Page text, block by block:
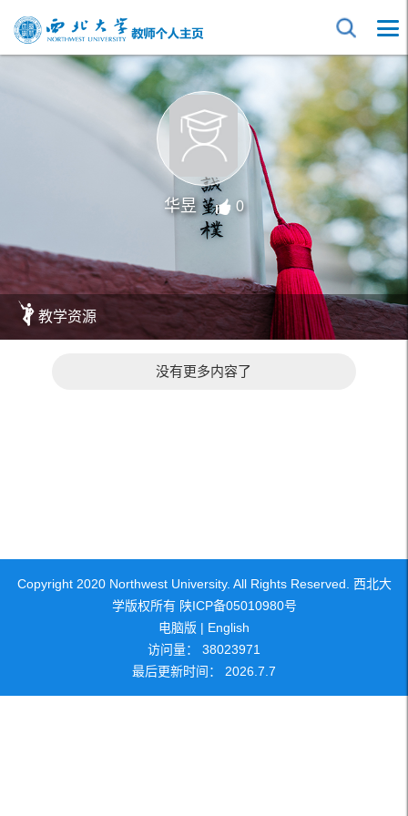
华昱 0
教学资源
没有更多内容了
Copyright 2020 Northwest University. All Rights Reserved. 西北大
学版权所有 陕ICP备05010980号
电脑版 | English
访问量： 38023971
最后更新时间： 2026 7 7